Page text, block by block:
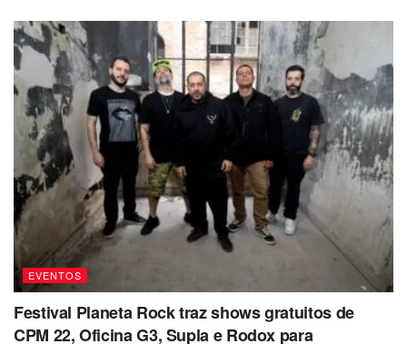
EVENTOS
Festival Planeta Rock traz shows gratuitos de
CPM 22, Oficina G3, Supla e Rodox para